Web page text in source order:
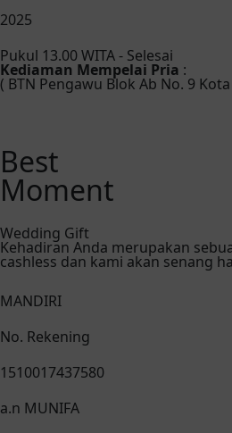
2025
Pukul 13.00 WITA - Selesai
Kediaman Mempelai Pria :
( BTN Pengawu Blok Ab No. 9
Best
Moment
Wedding Gift
Kehadiran Anda merupakan
cashless dan kami akan senang
MANDIRI
No. Rekening
1510017437580
a.n MUNIFA